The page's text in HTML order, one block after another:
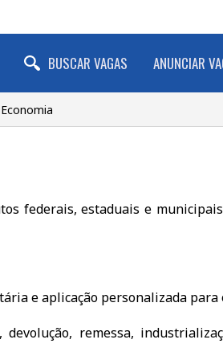
BUSCAR VAGAS ANUNCIAR
federais, estaduais e
e aplicação personalizada para
remessa,